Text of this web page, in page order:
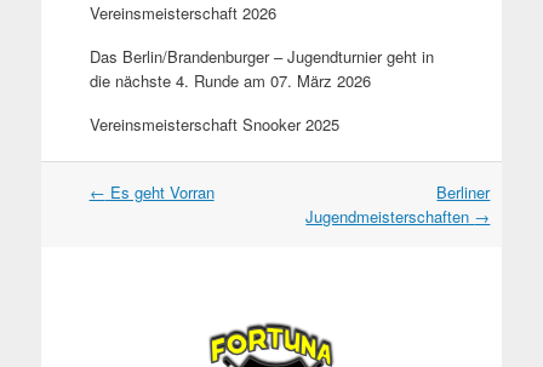
Vereinsmeisterschaft 2026
Das Berlin/Brandenburger – Jugendturnier geht in
die nächste 4. Runde am 07. März 2026
Vereinsmeisterschaft Snooker 2025
Artikel
← Es geht Vorran
Berliner
Jugendmeisterschaften →